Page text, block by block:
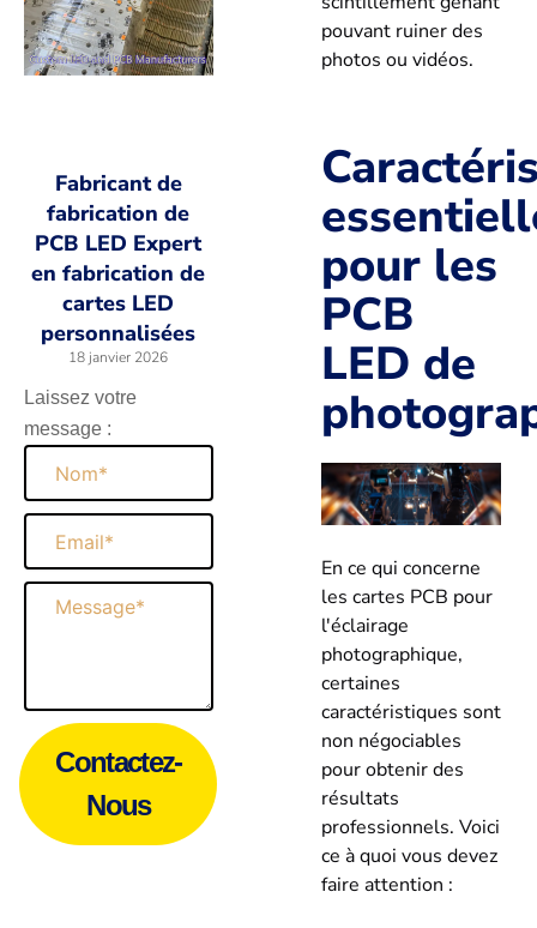
Fabricant de
fabrication de
PCB LED Expert
en fabrication de
cartes LED
personnalisées
18 janvier 2026
Laissez votre
message :
Nom
Email
Message
Contactez-
Nous
pouvant ruiner des
photos ou vidéos.
pour les
PCB
LED de
En ce qui concerne
les cartes PCB pour
l'éclairage
photographique,
certaines
caractéristiques sont
non négociables
pour obtenir des
résultats
professionnels. Voici
ce à quoi vous devez
faire attention :